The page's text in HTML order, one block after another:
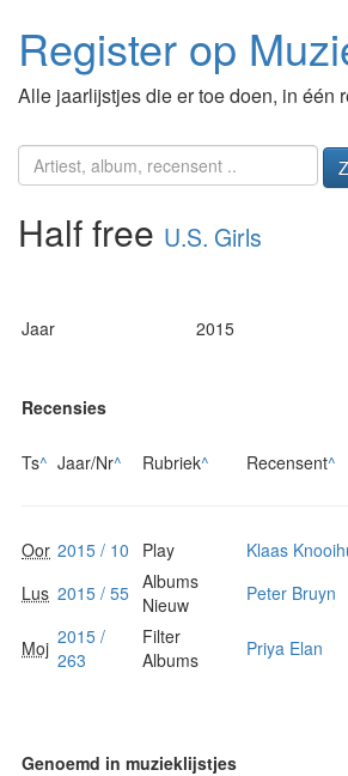
Register op
Alle jaarlijstjes die er toe doen, in één
Half free U.S. Girls
Jaar 2015
Recensies
Ts^ Jaar/Nr^ Rubriek^ Recensent^
Oor 2015 / 10 Play
Klaas
Lus 2015 / 55 Albums
Nieuw
Peter Bruyn
Moj 2015 /
263
Filter
Albums
Priya Elan
Genoemd in muzieklijstjes